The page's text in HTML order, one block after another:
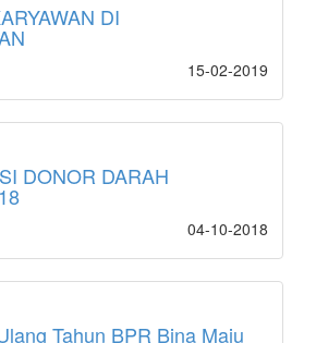
DI
15-02-2019
DONOR DARAH
04-10-2018
Tahun BPR Bina Maju